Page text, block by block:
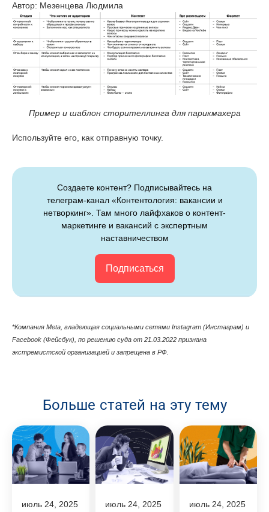
Автор: Мезенцева Людмила
Пример и шаблон сторителлинга для парикмахера
Используйте его, как отправную точку.
Создаете контент? Подписывайтесь на
телеграм-канал «Контентология: вакансии и
нетворкинг». Там много лайфхаков о контент-
маркетинге и вакансий с экспертным
наставничеством
Подписаться
*Компания Meta, владеющая cоциальными сетями Instagram (Инстаграм) и
Facebook (Фейсбук), по решению суда от 21.03.2022 признана
экстремистской организацией и запрещена в РФ.
Больше статей на эту тему
июль 24, 2025 июль 24, 2025 июль 24, 2025